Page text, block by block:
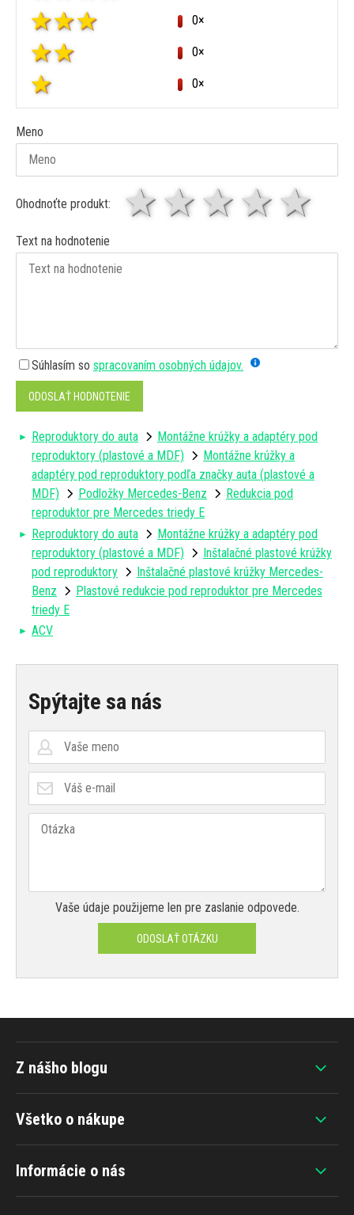
0×
0×
0×
Meno
Ohodnoťte produkt: 4
3
2 hviezdy
1 hviezda
Text na hodnotenie
Súhlasím so spracovaním osobných údajov.
ODOSLAŤ HODNOTENIE
Reproduktory do auta
Montážne krúžky a adaptéry pod
reproduktory (plastové a MDF)
Montážne krúžky a
adaptéry pod reproduktory podľa značky auta (plastové a
MDF)
Podložky Mercedes-Benz
Redukcia pod
reproduktor pre Mercedes triedy E
Reproduktory do auta
Montážne krúžky a adaptéry pod
reproduktory (plastové a MDF)
Inštalačné plastové krúžky
pod reproduktory
Inštalačné plastové krúžky Mercedes-
Benz
Plastové redukcie pod reproduktor pre Mercedes
triedy E
ACV
Spýtajte sa nás
Vaše údaje použijeme len pre zaslanie odpovede.
ODOSLAŤ OTÁZKU
Všetko o nákupe
Informácie o nás
Z nášho blogu